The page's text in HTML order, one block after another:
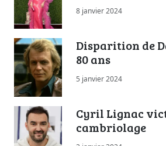
8 janvier 2024
Disparition de
80 ans
5 janvier 2024
Cyril Lignac
cambriolage